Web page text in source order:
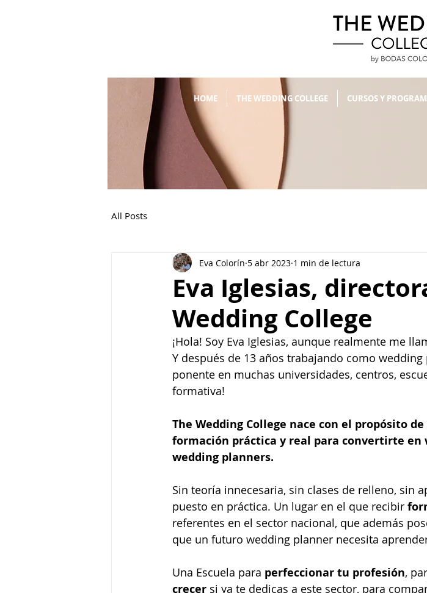
HOME THE WEDDING COLLEGE CURSOS Y
All Posts
Eva Iglesias,
Wedding College
Eva Colorín 5 abr 2023 1 min de lectura
¡Hola! Soy Eva Iglesias, aunque realmente me
Y después de 13 años trabajando como
ponente en muchas universidades, centros,
formativa!
The Wedding College nace con el propósito
formación práctica y real para convertirte en
wedding planners.
Sin teoría innecesaria, sin clases de relleno, sin
puesto en práctica. Un lugar en el que recibir
referentes en el sector nacional, que además
que un futuro wedding planner necesita
Una Escuela para perfeccionar tu profesión,
crecer si ya te dedicas a este sector, para